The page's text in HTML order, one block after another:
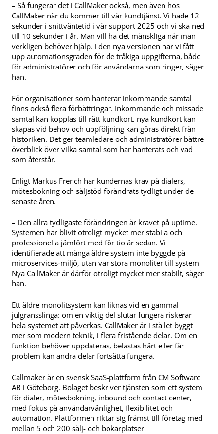
– Så fungerar det i CallMaker också, men även hos
CallMaker när du kommer till vår kundtjänst. Vi hade 12
sekunder i snittväntetid i vår support 2025 och vi ska ned
till 10 sekunder i år. Man vill ha det mänskliga när man
verkligen behöver hjälp. I den nya versionen har vi fått
upp automationsgraden för de tråkiga uppgifterna, både
för administratörer och för användarna som ringer, säger
han.
För organisationer som hanterar inkommande samtal
finns också flera förbättringar. Inkommande och missade
samtal kan kopplas till rätt kundkort, nya kundkort kan
skapas vid behov och uppföljning kan göras direkt från
historiken. Det ger teamledare och administratörer bättre
överblick över vilka samtal som har hanterats och vad
som återstår.
Enligt Markus French har kundernas krav på dialers,
mötesbokning och säljstöd förändrats tydligt under de
senaste åren.
– Den allra tydligaste förändringen är kravet på uptime.
Systemen har blivit otroligt mycket mer stabila och
professionella jämfört med för tio år sedan. Vi
identifierade att många äldre system inte byggde på
microservices-miljö, utan var stora monoliter till system.
Nya CallMaker är därför otroligt mycket mer stabilt, säger
han.
Ett äldre monolitsystem kan liknas vid en gammal
julgransslinga: om en viktig del slutar fungera riskerar
hela systemet att påverkas. CallMaker är i stället byggt
mer som modern teknik, i flera fristående delar. Om en
funktion behöver uppdateras, belastas hårt eller får
problem kan andra delar fortsätta fungera.
Callmaker är en svensk SaaS-plattform från CM Software
AB i Göteborg. Bolaget beskriver tjänsten som ett system
för dialer, mötesbokning, inbound och contact center,
med fokus på användarvänlighet, flexibilitet och
automation. Plattformen riktar sig främst till företag med
mellan 5 och 200 sälj- och bokarplatser.